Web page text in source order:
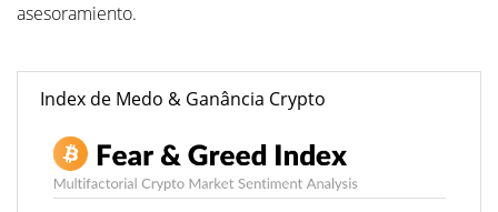
asesoramiento.
Index de Medo & Ganância Crypto